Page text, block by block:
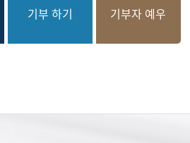
기부 하기 기부자 예우